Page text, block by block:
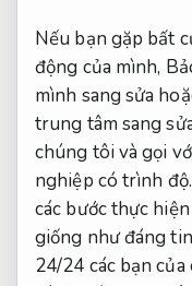
Nếu bạn gặp bất
động của mình,
mình sang sửa
trung tâm sang
chúng tôi và gọi
nghiệp có trình độ.
các bước thực
giống như đáng
24/24 các bạn